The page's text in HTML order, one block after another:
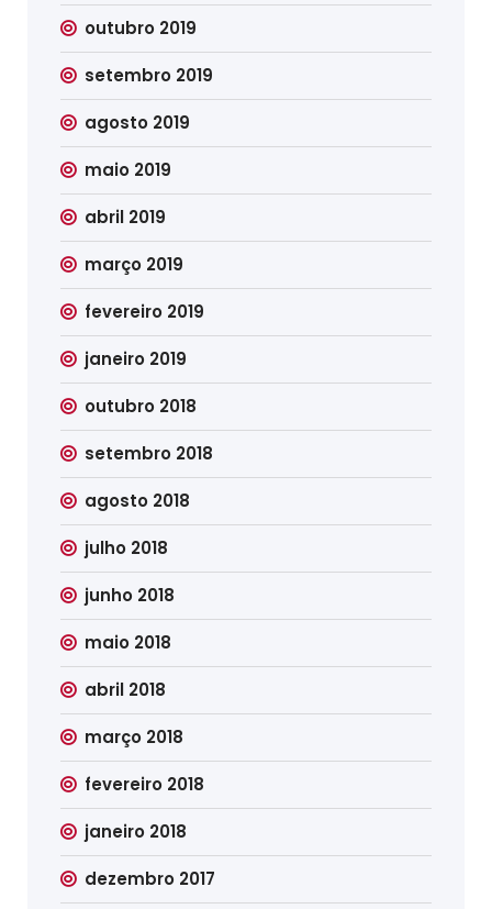
outubro 2019
setembro 2019
agosto 2019
maio 2019
abril 2019
março 2019
fevereiro 2019
janeiro 2019
outubro 2018
setembro 2018
agosto 2018
julho 2018
junho 2018
maio 2018
abril 2018
março 2018
fevereiro 2018
janeiro 2018
dezembro 2017